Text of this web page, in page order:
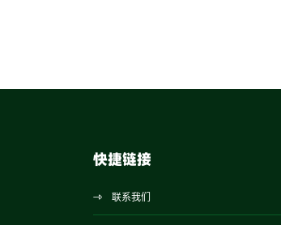
快捷链接
联系我们